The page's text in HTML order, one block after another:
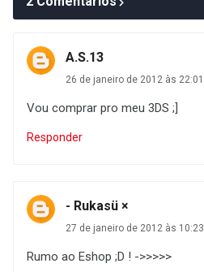
A.S.13
26 de janeiro de 2012 às 22:01
Vou comprar pro meu 3DS ;]
Responder
- Rukasü ×
27 de janeiro de 2012 às 10:23
Rumo ao Eshop ;D ! ->>>>>